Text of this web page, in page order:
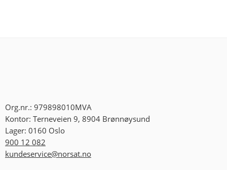
Org.nr.: 979898010MVA
Kontor: Terneveien 9, 8904 Brønnøysund
Lager: 0160 Oslo
900 12 082
kundeservice@norsat.no